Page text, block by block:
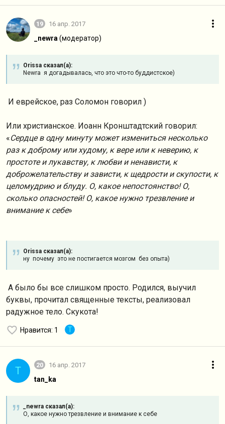
19 16 апр. 2017
_newra (модератор)
Orissa сказал(а):
Newra я догадывалась, что это что-то буддистское)
И еврейское, раз Соломон говорил )
Или христианское. Иоанн Кронштадтский говорил:
«Сердце в одну минуту может измениться несколько
раз к доброму или худому, к вере или к неверию, к
простоте и лукавству, к любви и ненависти, к
доброжелательству и зависти, к щедрости и скупости, к
целомудрию и блуду. О, какое непостоянство! О,
сколько опасностей! О, какое нужно трезвление и
внимание к себе»
Orissa сказал(а):
ну почему это не постигается мозгом без опыта)
А было бы все слишком просто. Родился, выучил
буквы, прочитал священные тексты, реализовал
радужное тело. Скукота!
Нравится: 1 T
T 20 16 апр. 2017
tan_ka
_newra сказал(а):
О, какое нужно трезвление и внимание к себе